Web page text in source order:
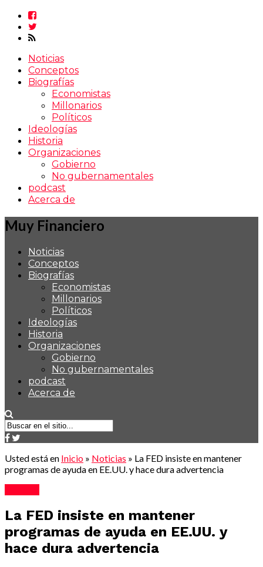
Noticias
Conceptos
Biografías
Economistas
Millonarios
Políticos
Ideologías
Historia
Organizaciones
Gobierno
No gubernamentales
podcast
Acerca de
Muy Financiero
Noticias
Conceptos
Biografías
Economistas
Millonarios
Políticos
Ideologías
Historia
Organizaciones
Gobierno
No gubernamentales
podcast
Acerca de
Usted está en Inicio » Noticias » La FED insiste en mantener
programas de ayuda en EE.UU. y hace dura advertencia
La FED insiste en mantener
programas de ayuda en EE.UU. y
hace dura advertencia